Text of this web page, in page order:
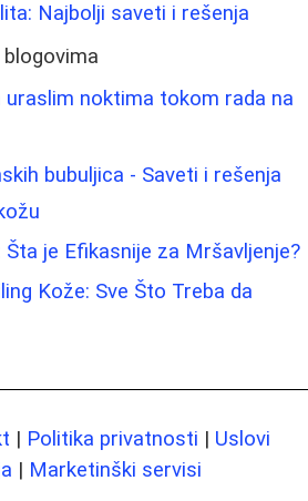
Najbolji saveti i rešenja
noktima tokom rada na
bubuljica - Saveti i rešenja
je Efikasnije za Mršavljenje?
Kože: Sve Što Treba da
| Politika privatnosti | Uslovi
| Marketinški servisi